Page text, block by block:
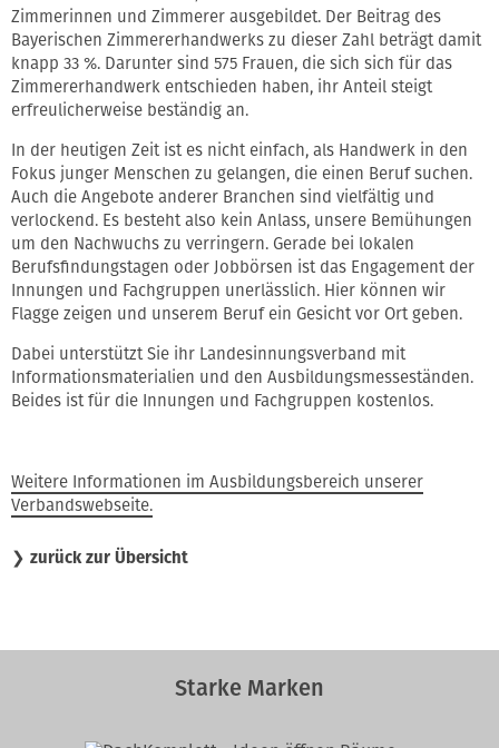
Zimmerinnen und Zimmerer ausgebildet. Der Beitrag des
Bayerischen Zimmererhandwerks zu dieser Zahl beträgt damit
knapp 33 %. Darunter sind 575 Frauen, die sich sich für das
Zimmererhandwerk entschieden haben, ihr Anteil steigt
erfreulicherweise beständig an.
In der heutigen Zeit ist es nicht einfach, als Handwerk in den
Fokus junger Menschen zu gelangen, die einen Beruf suchen.
Auch die Angebote anderer Branchen sind vielfältig und
verlockend. Es besteht also kein Anlass, unsere Bemühungen
um den Nachwuchs zu verringern. Gerade bei lokalen
Berufsfindungstagen oder Jobbörsen ist das Engagement der
Innungen und Fachgruppen unerlässlich. Hier können wir
Flagge zeigen und unserem Beruf ein Gesicht vor Ort geben.
Dabei unterstützt Sie ihr Landesinnungsverband mit
Informationsmaterialien und den Ausbildungsmesseständen.
Beides ist für die Innungen und Fachgruppen kostenlos.
Weitere Informationen im Ausbildungsbereich unserer
Verbandswebseite.
❯ zurück zur Übersicht
Starke Marken